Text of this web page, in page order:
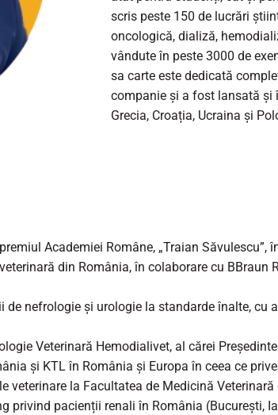
scris peste 150 de lucrări
oncologică, dializă,
vândute în peste 3000 de
sa carte este dedicată
companie și a fost lansată și
Grecia, Croația, Ucraina și
Academiei Române, „Traian Săvulescu”,
din România, în colaborare cu BBraun
nefrologie și urologie la standarde înalte, cu
Veterinară Hemodialivet, al cărei
și KTL în România și Europa în ceea ce
veterinare la Facultatea de Medicină
privind pacienții renali în România (București,